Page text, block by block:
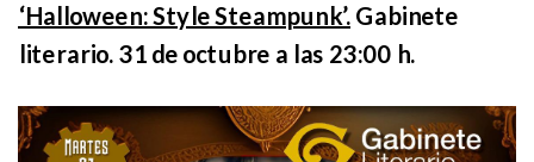
‘Halloween: Style Steampunk’. Gabinete
literario. 31 de octubre a las 23:00 h.